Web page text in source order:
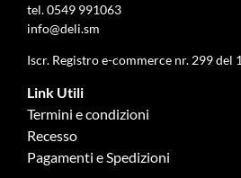
tel.0549 991063
info@deli.sm
Iscr. Registro e-commerce nr. 299 del
Link Utili
Termini e condizioni
Recesso
Pagamenti e Spedizioni